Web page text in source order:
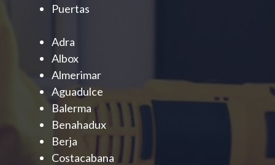
Puertas
Adra
Albox
Almerimar
Aguadulce
Balerma
Benahadux
Berja
Costacabana